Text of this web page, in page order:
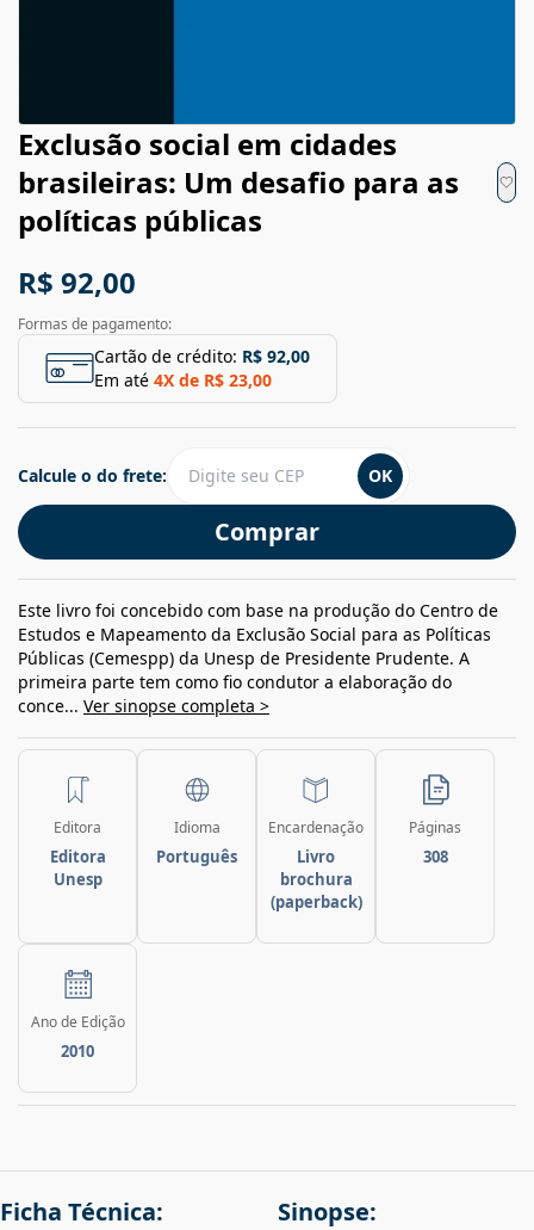
Exclusão social em cidades
brasileiras: Um desafio para as
políticas públicas
R$ 92,00
Formas de pagamento:
Cartão de crédito: R$ 92,00
Em até 4X de R$ 23,00
Comprar
Calcule o do frete: OK
Este livro foi concebido com base na produção do Centro de
Estudos e Mapeamento da Exclusão Social para as Políticas
Públicas (Cemespp) da Unesp de Presidente Prudente. A
primeira parte tem como fio condutor a elaboração do
conce... Ver sinopse completa >
Editora
Editora
Unesp
Idioma
Português
Encardenação
Livro
brochura
(paperback)
Páginas
308
Ano de Edição
2010
Ficha Técnica: Sinopse: